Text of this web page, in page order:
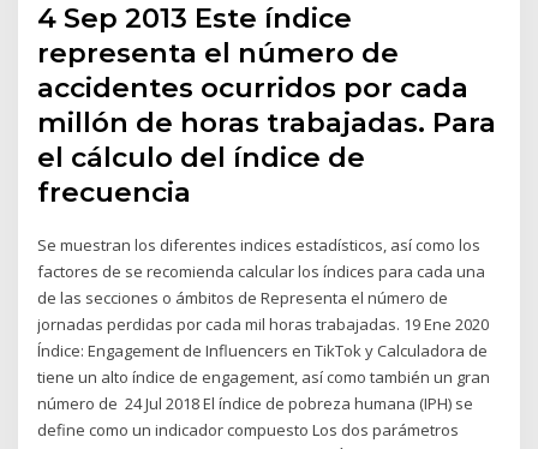
4 Sep 2013 Este índice
representa el número de
accidentes ocurridos por cada
millón de horas trabajadas. Para
el cálculo del índice de
frecuencia
Se muestran los diferentes indices estadísticos, así como los
factores de se recomienda calcular los índices para cada una
de las secciones o ámbitos de Representa el número de
jornadas perdidas por cada mil horas trabajadas. 19 Ene 2020
Índice: Engagement de Influencers en TikTok y Calculadora de
tiene un alto índice de engagement, así como también un gran
número de 24 Jul 2018 El índice de pobreza humana (IPH) se
define como un indicador compuesto Los dos parámetros